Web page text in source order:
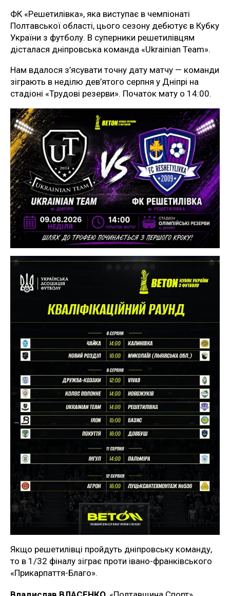
ФК «Решетилівка», яка виступає в чемпіонаті
Полтавської області, цього сезону дебютує в Кубку
України з футболу. В суперники решетилівцям
дісталася дніпровська команда «Ukrainian Team».
Нам вдалося з’ясувати точну дату матчу — команди
зіграють в неділю дев’ятого серпня у Дніпрі на
стадіоні «Трудові резерви». Початок мату о 14:00.
Якщо решетилівці пройдуть дніпровську команду,
то в 1/32 фіналу зіграє проти івано-франківського
«Прикарпаття-Благо».